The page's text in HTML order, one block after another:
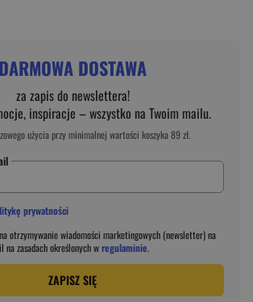
DARMOWA DOSTAWA
za zapis do newslettera!
inspiracje – wszystko na Twoim mailu.
użycia przy minimalnej wartości koszyka 89 zł.
prywatności
otrzymywanie wiadomości marketingowych (newsletter) na
na zasadach określonych wregulaminie.
ZAPISZ SIĘ